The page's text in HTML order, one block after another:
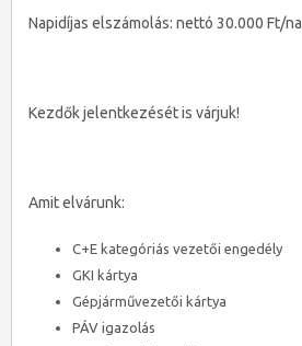
Napidíjas elszámolás: nettó 30.000 Ft/
Kezdők jelentkezését is várjuk!
Amit elvárunk:
C+E kategóriás vezetői engedély
GKI kártya
Gépjárművezetői kártya
PÁV igazolás